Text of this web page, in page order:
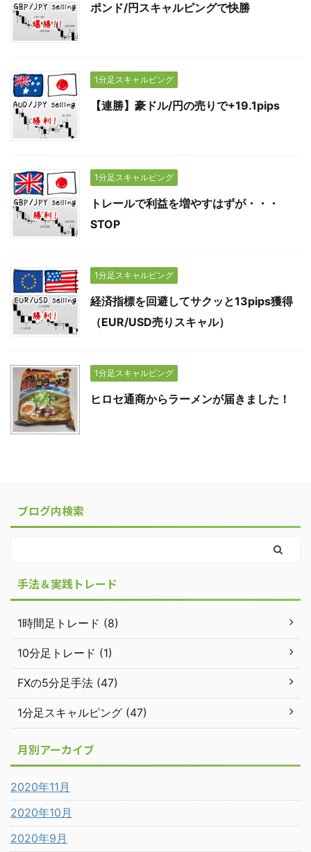
ポンド/円スキャルピングで快勝
1分足スキャルピング
【連勝】豪ドル/円の売りで+19.1pips
1分足スキャルピング
トレールで利益を増やすはずが・・・
STOP
1分足スキャルピング
経済指標を回避してサクッと13pips獲得
（EUR/USD売りスキャル）
1分足スキャルピング
ヒロセ通商からラーメンが届きました！
ブログ内検索
手法＆実践トレード
1時間足トレード (8)
10分足トレード (1)
FXの5分足手法 (47)
1分足スキャルピング (47)
月別アーカイブ
2020年11月
2020年10月
2020年9月